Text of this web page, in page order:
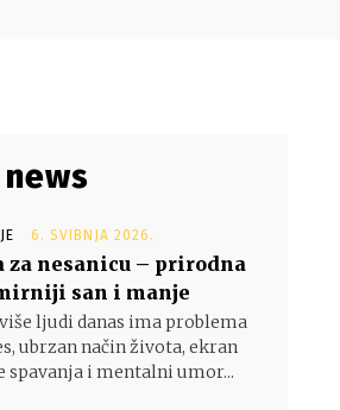
6. SVIBNJA 2026.
za nesanicu – prirodna
san i manje
ljudi danas ima problema
ubrzan način života, ekran
spavanja i mentalni umor...